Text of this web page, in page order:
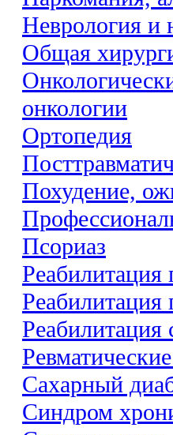
Неврология и
Общая
онкологии
Ортопедия
Похудение,
Псориаз
Реабилитация
Реабилитация
Сахарный
Синдром